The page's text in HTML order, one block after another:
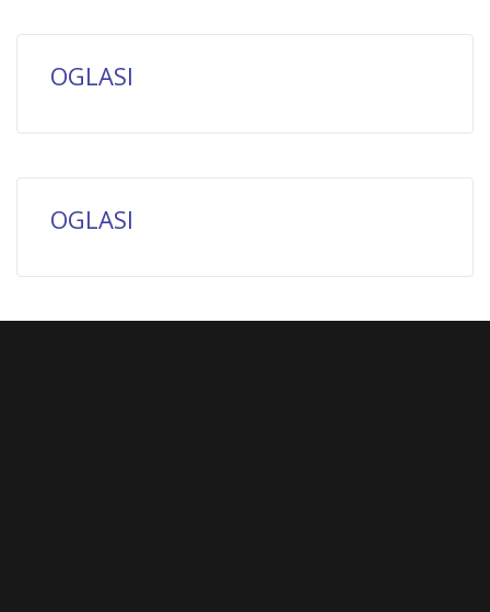
OGLASI
OGLASI